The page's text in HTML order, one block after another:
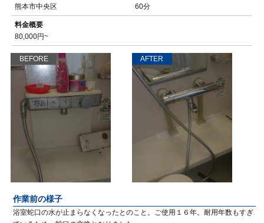
熊本市中央区
60分
料金概要
80,000円~
BEFORE AFTER
作業前の様子
浴室蛇口の水が止まらなくなったとのこと。ご使用１６年。耐用年数もすぎ